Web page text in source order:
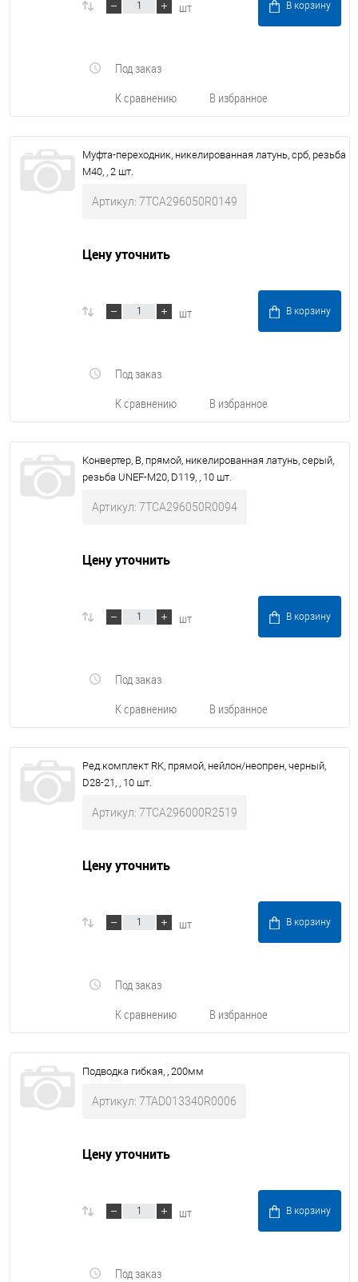
шт В корзину
К сравнению В избранное
Под заказ
Муфта-переходник, никелированная латунь, срб, резьба
M40, , 2 шт.
Артикул: 7TCA296050R0149
Цену уточнить
шт В корзину
К сравнению В избранное
Под заказ
Конвертер, B, прямой, никелированная латунь, серый,
резьба UNEF-M20, D119, , 10 шт.
Артикул: 7TCA296050R0094
Цену уточнить
шт В корзину
К сравнению В избранное
Под заказ
Ред.комплект RK, прямой, нейлон/неопрен, черный,
D28-21, , 10 шт.
Артикул: 7TCA296000R2519
Цену уточнить
шт В корзину
К сравнению В избранное
Под заказ
Подводка гибкая, , 200мм
Артикул: 7TAD013340R0006
Цену уточнить
шт В корзину
Под заказ